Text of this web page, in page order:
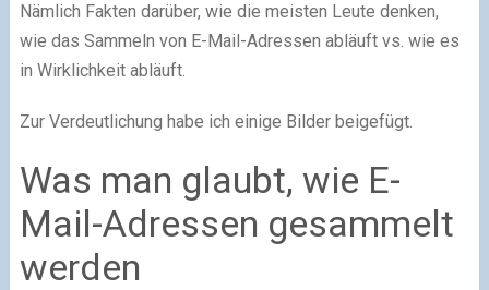
Nämlich Fakten darüber, wie die meisten Leute denken,
wie das Sammeln von E-Mail-Adressen abläuft vs. wie es
in Wirklichkeit abläuft.
Zur Verdeutlichung habe ich einige Bilder beigefügt.
Was man glaubt, wie E-
Mail-Adressen gesammelt
werden